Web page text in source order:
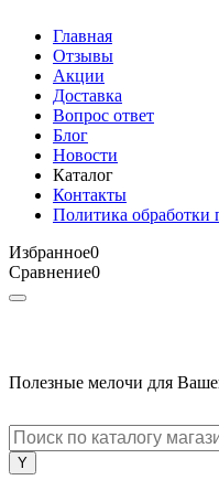
Главная
Отзывы
Акции
Доставка
Вопрос ответ
Блог
Новости
Каталог
Контакты
Политика обработки
Избранное0
Сравнение0
Полезные мелочи для